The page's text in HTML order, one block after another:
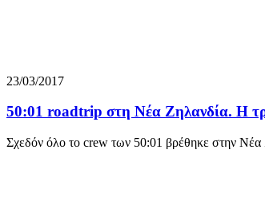
23/03/2017
50:01 roadtrip στη Νέα Ζηλανδία. Η
Σχεδόν όλο το crew των 50:01 βρέθηκε στην Νέα